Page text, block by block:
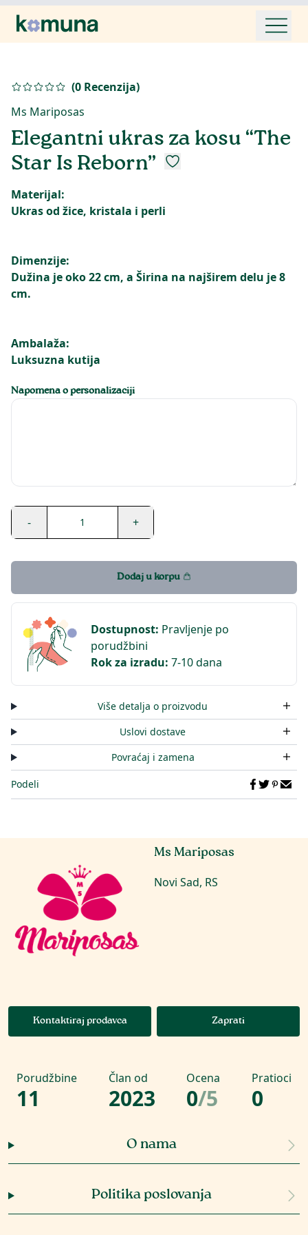
(0 Recenzija)
Ms Mariposas
Elegantni ukras za kosu “The
Star Is Reborn”
Materijal:
Ukras od žice, kristala i perli
Dimenzije:
Dužina je oko 22 cm, a Širina na najširem delu je 8
cm.
Ambalaža:
Luksuzna kutija
Napomena o personalizaciji
- 1 +
Dodaj u korpu
Dostupnost: Pravljenje po
porudžbini
Rok za izradu: 7-10 dana
Više detalja o proizvodu
Uslovi dostave
Povraćaj i zamena
Podeli
Ms Mariposas
Novi Sad, RS
Kontaktiraj prodavca Zaprati
Porudžbine
11
Član od
2023
Ocena
0/5
Pratioci
0
O nama
Politika poslovanja